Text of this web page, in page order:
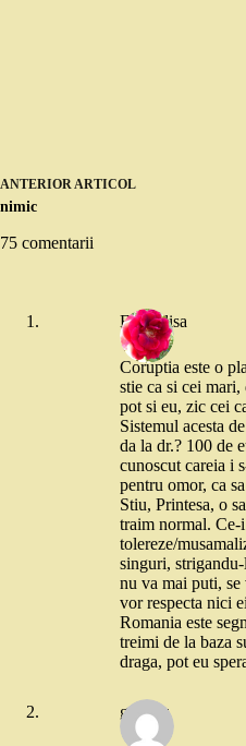
ANTERIORARTICOL
nimic
75 comentarii
ElisaElisa
Coruptia este o
stie ca si cei
pot si eu, zic cei
Sistemul acesta
da la dr.? 100 de
cunoscut careia i
pentru omor, ca
Stiu, Printesa, o
traim normal. Ce-
tolereze/
singuri,
nu va mai puti,
vor respecta nici
Romania este
treimi de la baza
draga, pot eu
gabitzu